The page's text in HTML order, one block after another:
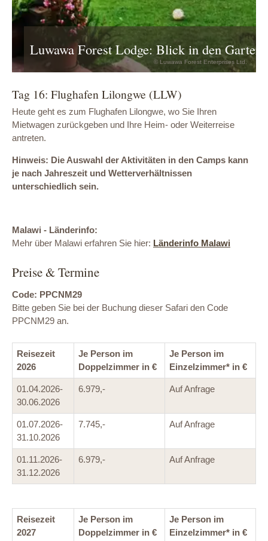
© Luwawa Forest Enterprises Ltd.
Luwawa Forest Lodge: Blick in den Garten
Tag 16: Flughafen Lilongwe (LLW)
Heute geht es zum Flughafen Lilongwe, wo Sie Ihren
Mietwagen zurückgeben und Ihre Heim- oder Weiterreise
antreten.
Hinweis: Die Auswahl der Aktivitäten in den Camps kann
je nach Jahreszeit und Wetterverhältnissen
unterschiedlich sein.
Malawi - Länderinfo:
Mehr über Malawi erfahren Sie hier: Länderinfo Malawi
Preise & Termine
Code: PPCNM29
Bitte geben Sie bei der Buchung dieser Safari den Code
PPCNM29 an.
Reisezeit
2026
Je Person im
Doppelzimmer in €
Je Person im
Einzelzimmer* in €
01.04.2026-
30.06.2026
6.979,- Auf Anfrage
01.07.2026-
31.10.2026
7.745,- Auf Anfrage
01.11.2026-
31.12.2026
6.979,- Auf Anfrage
Reisezeit
2027
Je Person im
Doppelzimmer in €
Je Person im
Einzelzimmer* in €